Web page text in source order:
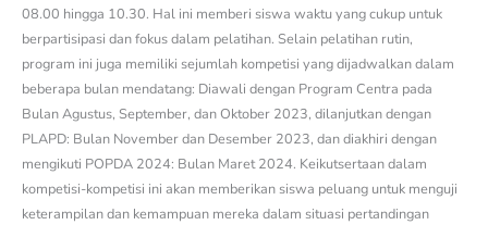
08.00 hingga 10.30. Hal ini memberi siswa waktu yang cukup untuk
berpartisipasi dan fokus dalam pelatihan. Selain pelatihan rutin,
program ini juga memiliki sejumlah kompetisi yang dijadwalkan dalam
beberapa bulan mendatang: Diawali dengan Program Centra pada
Bulan Agustus, September, dan Oktober 2023, dilanjutkan dengan
PLAPD: Bulan November dan Desember 2023, dan diakhiri dengan
mengikuti POPDA 2024: Bulan Maret 2024. Keikutsertaan dalam
kompetisi-kompetisi ini akan memberikan siswa peluang untuk menguji
keterampilan dan kemampuan mereka dalam situasi pertandingan